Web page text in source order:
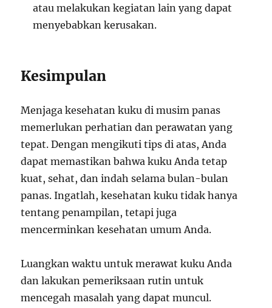
atau melakukan kegiatan lain yang dapat
menyebabkan kerusakan.
Kesimpulan
Menjaga kesehatan kuku di musim panas
memerlukan perhatian dan perawatan yang
tepat. Dengan mengikuti tips di atas, Anda
dapat memastikan bahwa kuku Anda tetap
kuat, sehat, dan indah selama bulan-bulan
panas. Ingatlah, kesehatan kuku tidak hanya
tentang penampilan, tetapi juga
mencerminkan kesehatan umum Anda.
Luangkan waktu untuk merawat kuku Anda
dan lakukan pemeriksaan rutin untuk
mencegah masalah yang dapat muncul.